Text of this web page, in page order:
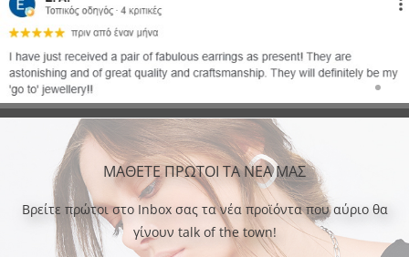
ΜΑΘΕΤΕ ΠΡΩΤΟΙ ΤΑ ΝΕΑ ΜΑΣ
Bρείτε πρώτοι στο Inbox σας τα νέα προϊόντα που αύριο θα
γίνουν talk of the town!